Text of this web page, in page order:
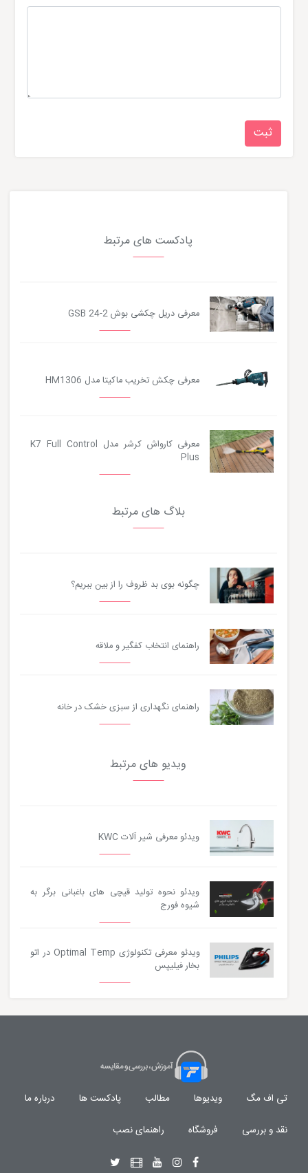
پادکست های مرتبط
معرفی دریل چکشی بوش GSB 24-2
معرفی چکش تخریب ماکیتا مدل HM1306
معرفی کارواش کرشر مدل K7 Full Control
Plus
بلاگ های مرتبط
چگونه بوی بد ظروف را از بین ببریم؟
راهنمای انتخاب کفگیر و ملاقه
راهنمای نگهداری از سبزی خشک در خانه
ویدیو های مرتبط
ویدئو معرفی شیر آلات KWC
ویدئو نحوه تولید قیچی های باغبانی برگر به
شیوه فورج
ویدئو معرفی تکنولوژی Optimal Temp در اتو
بخار فیلیپس
تی اف مگ ویدیوها مطالب پادکست ها درباره ما
نقد و بررسی فروشگاه راهنمای نصب